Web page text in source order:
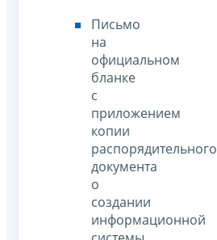
Письмо
на
официальном
бланке
с
приложением
копии
распорядительного
документа
о
создании
информационной